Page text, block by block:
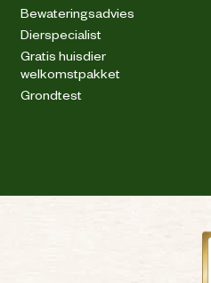
Bewateringsadvies
Dierspecialist
Gratis huisdier
welkomstpakket
Grondtest